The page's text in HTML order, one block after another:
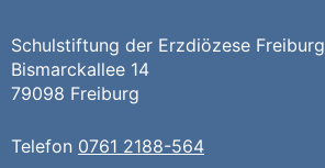
Schulstiftung der Erzdiözese Freiburg
Bismarckallee 14
79098 Freiburg
Telefon 0761 2188-564